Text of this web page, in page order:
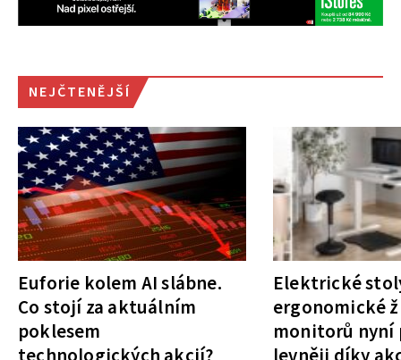
NEJČTENĚJŠÍ
Euforie kolem AI slábne.
Co stojí za aktuálním
poklesem
Elektrické
ergonomické
monitorů